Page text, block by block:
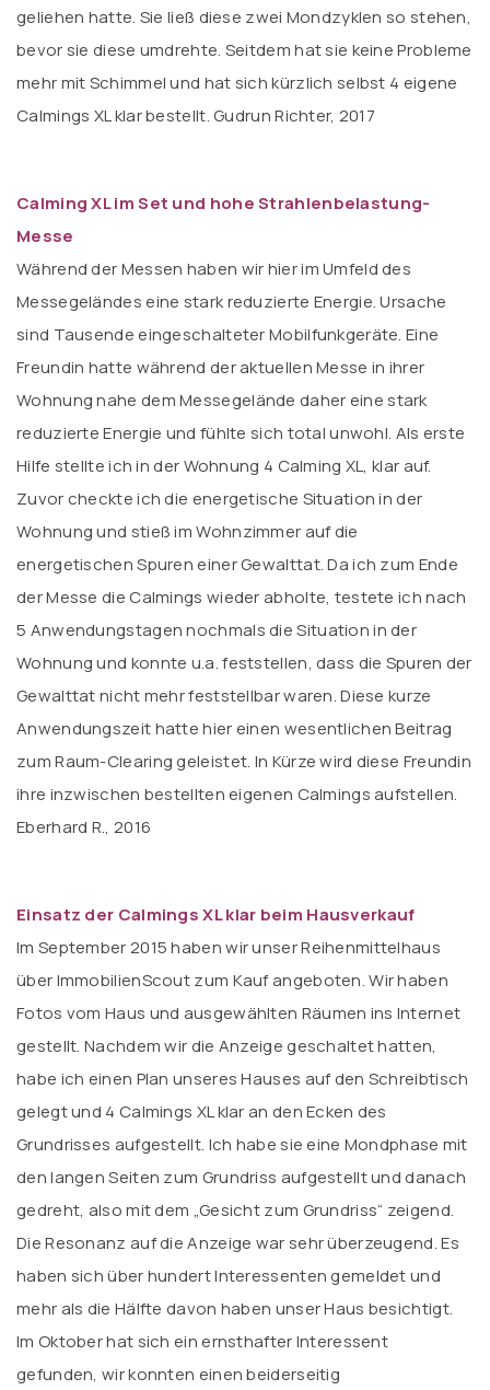
geliehen hatte. Sie ließ diese zwei Mondzyklen so stehen,
bevor sie diese umdrehte. Seitdem hat sie keine Probleme
mehr mit Schimmel und hat sich kürzlich selbst 4 eigene
Calmings XL klar bestellt. Gudrun Richter, 2017
Calming XL im Set und hohe Strahlenbelastung-
Messe
Während der Messen haben wir hier im Umfeld des
Messegeländes eine stark reduzierte Energie. Ursache
sind Tausende eingeschalteter Mobilfunkgeräte. Eine
Freundin hatte während der aktuellen Messe in ihrer
Wohnung nahe dem Messegelände daher eine stark
reduzierte Energie und fühlte sich total unwohl. Als erste
Hilfe stellte ich in der Wohnung 4 Calming XL, klar auf.
Zuvor checkte ich die energetische Situation in der
Wohnung und stieß im Wohnzimmer auf die
energetischen Spuren einer Gewalttat. Da ich zum Ende
der Messe die Calmings wieder abholte, testete ich nach
5 Anwendungstagen nochmals die Situation in der
Wohnung und konnte u.a. feststellen, dass die Spuren der
Gewalttat nicht mehr feststellbar waren. Diese kurze
Anwendungszeit hatte hier einen wesentlichen Beitrag
zum Raum-Clearing geleistet. In Kürze wird diese Freundin
ihre inzwischen bestellten eigenen Calmings aufstellen.
Eberhard R., 2016
Einsatz der Calmings XL klar beim Hausverkauf
Im September 2015 haben wir unser Reihenmittelhaus
über ImmobilienScout zum Kauf angeboten. Wir haben
Fotos vom Haus und ausgewählten Räumen ins Internet
gestellt. Nachdem wir die Anzeige geschaltet hatten,
habe ich einen Plan unseres Hauses auf den Schreibtisch
gelegt und 4 Calmings XL klar an den Ecken des
Grundrisses aufgestellt. Ich habe sie eine Mondphase mit
den langen Seiten zum Grundriss aufgestellt und danach
gedreht, also mit dem „Gesicht zum Grundriss“ zeigend.
Die Resonanz auf die Anzeige war sehr überzeugend. Es
haben sich über hundert Interessenten gemeldet und
mehr als die Hälfte davon haben unser Haus besichtigt.
Im Oktober hat sich ein ernsthafter Interessent
gefunden, wir konnten einen beiderseitig